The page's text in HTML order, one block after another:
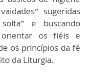
sugeridas
e buscando
orientar os fiéis e
os princípios da fé
da Liturgia.